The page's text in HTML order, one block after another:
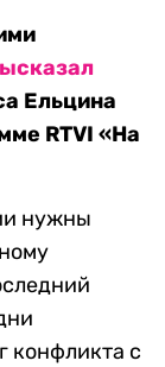
Ельцина
RTVI «На
нужны
конфликта с